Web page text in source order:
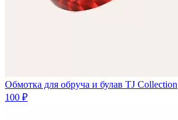
Обмотка для обруча и булав TJ Collection
100 ₽